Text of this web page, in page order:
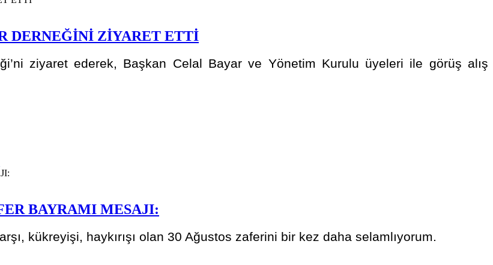
DERNEĞİNİ ZİYARET ETTİ
ziyaret ederek, Başkan Celal Bayar ve Yönetim Kurulu üyeleri ile görüş alış
BAYRAMI MESAJI:
kükreyişi, haykırışı olan 30 Ağustos zaferini bir kez daha selamlıyorum.